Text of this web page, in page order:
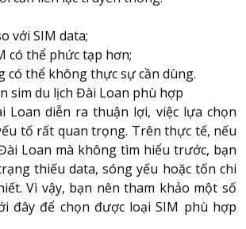
với SIM data;
có thể phức tạp hơn;
có thể không thực sự cần dùng.
sim du lịch Đài Loan phù hợp
Loan diễn ra thuận lợi, việc lựa chọn
tố rất quan trọng. Trên thực tế, nếu
Loan mà không tìm hiểu trước, bạn
thiếu data, sóng yếu hoặc tốn chi
Vì vậy, bạn nên tham khảo một số
đây để chọn được loại SIM phù hợp